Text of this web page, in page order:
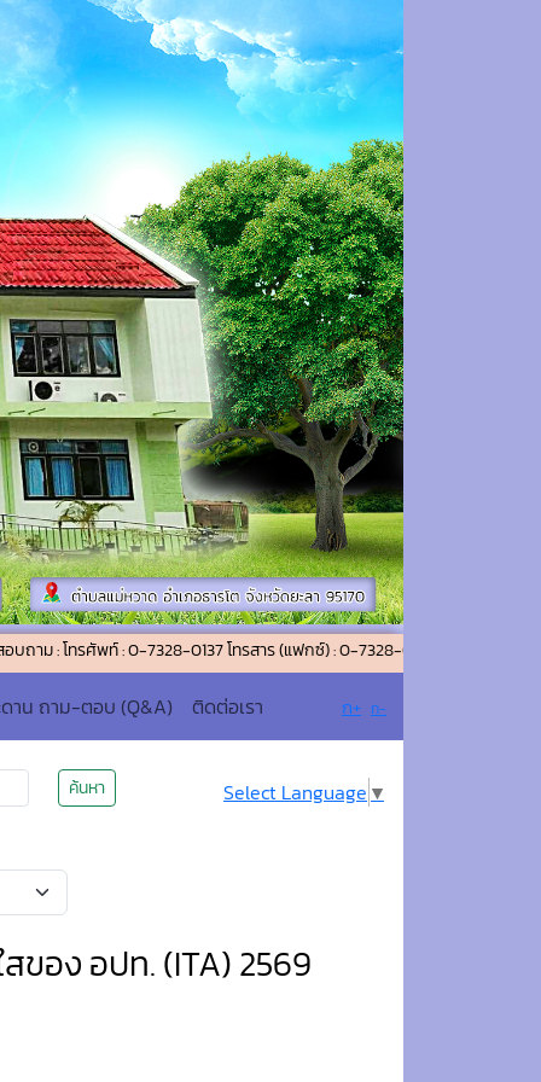
: 0-7328-0137 โทรสาร (แฟกซ์) : 0-7328-0026 อีเมล์ :
ดาน ถาม-ตอบ (Q&A) ติดต่อเรา ก+ ก-
ค้นหา Select Language ▼
ของ อปท. (ITA) 2569